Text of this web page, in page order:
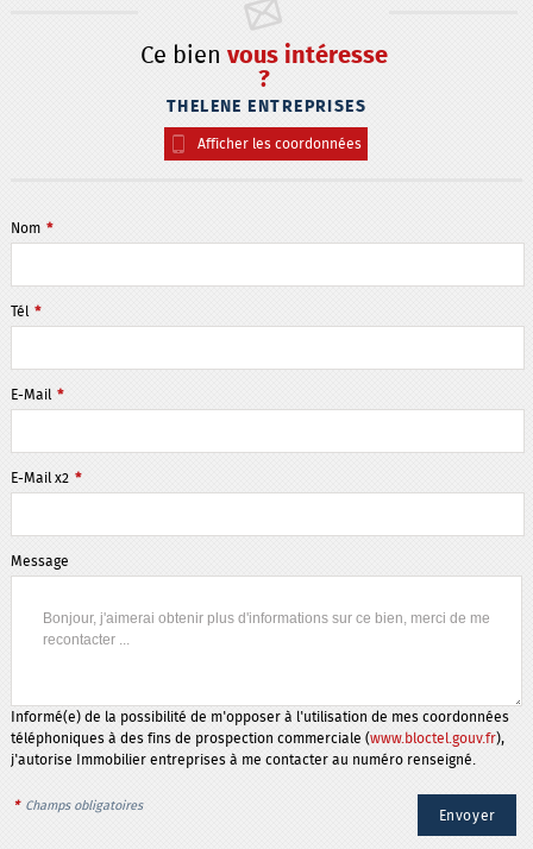
Ce bien vous intéresse
?
THELENE ENTREPRISES
Afficher les coordonnées
Nom *
Tél *
E-Mail *
E-Mail x2 *
Message
Informé(e) de la possibilité de m'opposer à l'utilisation de mes coordonnées
téléphoniques à des fins de prospection commerciale (www.bloctel.gouv.fr),
j'autorise Immobilier entreprises à me contacter au numéro renseigné.
* Champs obligatoires